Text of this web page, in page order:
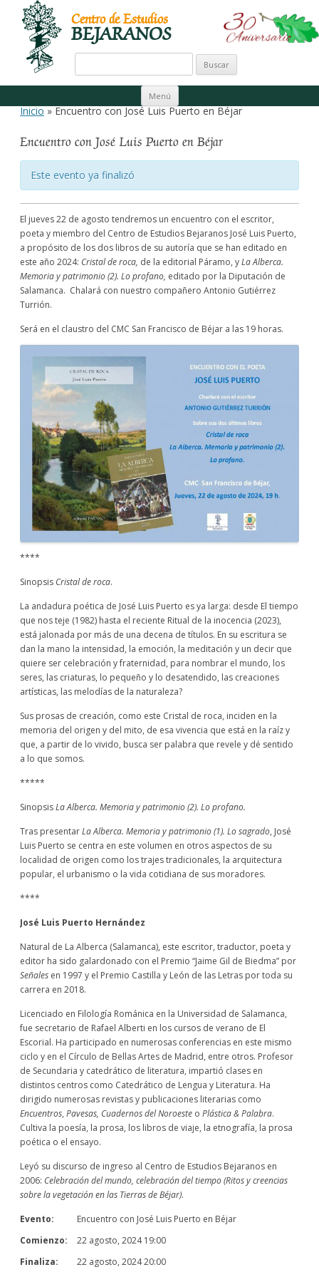
Centro de Estudios
BEJARANOS
Buscar:
Menú
Ir al contenido
Inicio» Encuentro con José Luis Puerto en Béjar
Encuentro con José Luis Puerto en Béjar
Este evento ya finalizó
El jueves 22 de agosto tendremos un encuentro con el escritor,
poeta y miembro del Centro de Estudios Bejaranos José Luis Puerto,
a propósito de los dos libros de su autoría que se han editado en
este año 2024: Cristal de roca, de la editorial Páramo, yLa Alberca.
Memoria y patrimonio (2). Lo profano, editado por la Diputación de
Salamanca. Chalará con nuestro compañero Antonio Gutiérrez
Turrión.
Será en el claustro del CMC San Francisco de Béjar a las 19 horas.
****
Sinopsis Cristal de roca.
La andadura poética de José Luis Puerto es ya larga: desde El tiempo
que nos teje (1982) hasta el reciente Ritual de la inocencia (2023),
está jalonada por más de una decena de títulos. En su escritura se
dan la mano la intensidad, la emoción, la meditación y un decir que
quiere ser celebración y fraternidad, para nombrar el mundo, los
seres, las criaturas, lo pequeño y lo desatendido, las creaciones
artísticas, las melodías de la naturaleza?
Sus prosas de creación, como este Cristal de roca, inciden en la
memoria del origen y del mito, de esa vivencia que está en la raíz y
que, a partir de lo vivido, busca ser palabra que revele y dé sentido
a lo que somos.
*****
SinopsisLa Alberca. Memoria y patrimonio (2). Lo profano.
Tras presentarLa Alberca. Memoria y patrimonio (1). Lo sagrado, José
Luis Puerto se centra en este volumen en otros aspectos de su
localidad de origen como los trajes tradicionales, la arquitectura
popular, el urbanismo o la vida cotidiana de sus moradores.
****
José Luis Puerto Hernández
Natural de La Alberca (Salamanca), este escritor, traductor, poeta y
editor ha sido galardonado con el Premio “Jaime Gil de Biedma” por
Señales en 1997 y el Premio Castilla y León de las Letras por toda su
carrera en 2018.
Licenciado en Filología Románica en la Universidad de Salamanca,
fue secretario de Rafael Alberti en los cursos de verano de El
Escorial. Ha participado en numerosas conferencias en este mismo
ciclo y en el Círculo de Bellas Artes de Madrid, entre otros. Profesor
de Secundaria y catedrático de literatura, impartió clases en
distintos centros como Catedrático de Lengua y Literatura. Ha
dirigido numerosas revistas y publicaciones literarias como
Encuentros, Pavesas, Cuadernos del Noroeste o Plástica & Palabra.
Cultiva la poesía, la prosa, los libros de viaje, la etnografía, la prosa
poética o el ensayo.
Leyó su discurso de ingreso al Centro de Estudios Bejaranos en
2006: Celebración del mundo, celebración del tiempo (Ritos y creencias
sobre la vegetación en las Tierras de Béjar).
Evento:
Encuentro con José Luis Puerto en Béjar
Comienzo:
22 agosto, 2024 19:00
Finaliza:
22 agosto, 2024 20:00